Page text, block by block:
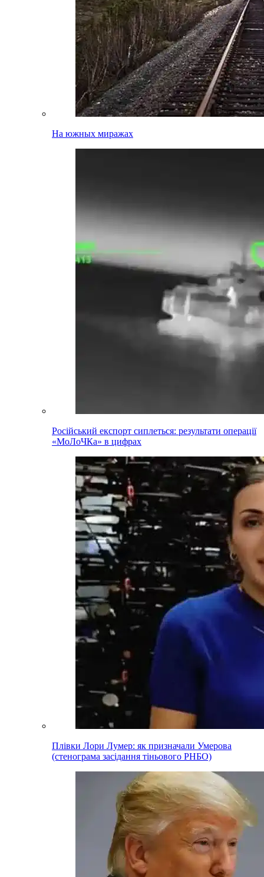
На южных миражах
Російський експорт сиплеться: результати операції
«МоЛоЧКа» в цифрах
Плівки Лори Лумер: як призначали Умерова
(стенограма засідання тіньового РНБО)